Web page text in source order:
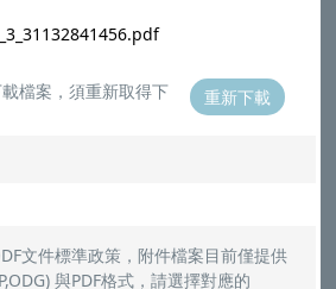
檔案，須重新取得下
重新下載
文件標準政策，附件檔案目前僅提供
與PDF格式，請選擇對應的